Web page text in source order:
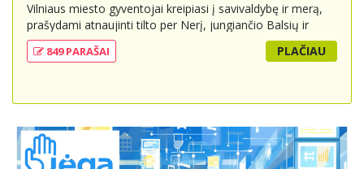
Vilniaus miesto gyventojai kreipiasi į savivaldybę ir merą,
prašydami atnaujinti tilto per Nerį, jungiančio Balsių ir
Valakampių kryptis, projektą ir įtraukti jį į miesto
strateginius susisiekimo planus. Šis tiltas ne tik padėtų
suteikdamas daugiau susisiekimo galimybių tiek
dviratininkams. Gyventojai ragina atlikti techninę,
ekonominę ir transporto analizę, organizuoti viešas
849 PARAŠAI PLAČIAU